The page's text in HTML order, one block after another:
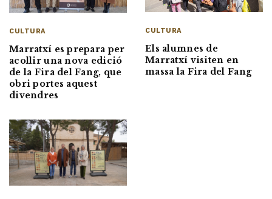
CULTURA
Marratxí es prepara per
acollir una nova edició
de la Fira del Fang, que
obri portes aquest
divendres
CULTURA
Els alumnes de
Marratxí visiten en
massa la Fira del Fang